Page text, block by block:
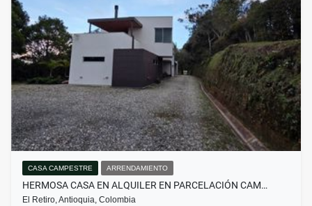
CASA CAMPESTRE ARRENDAMIENTO
HERMOSA CASA EN ALQUILER EN PARCELACIÓN CAM…
El Retiro, Antioquia, Colombia